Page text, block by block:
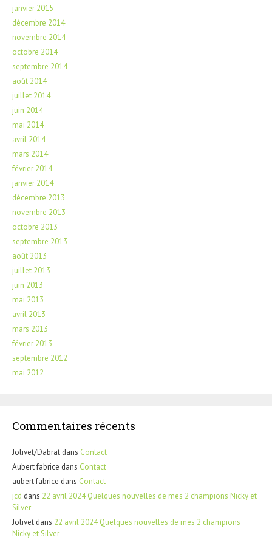
janvier 2015
décembre 2014
novembre 2014
octobre 2014
septembre 2014
août 2014
juillet 2014
juin 2014
mai 2014
avril 2014
mars 2014
février 2014
janvier 2014
décembre 2013
novembre 2013
octobre 2013
septembre 2013
août 2013
juillet 2013
juin 2013
mai 2013
avril 2013
mars 2013
février 2013
septembre 2012
mai 2012
Commentaires récents
Jolivet/Dabrat dans Contact
Aubert fabrice dans Contact
aubert fabrice dans Contact
jcd dans 22 avril 2024 Quelques nouvelles de mes 2 champions Nicky et
Silver
Jolivet dans 22 avril 2024 Quelques nouvelles de mes 2 champions
Nicky et Silver